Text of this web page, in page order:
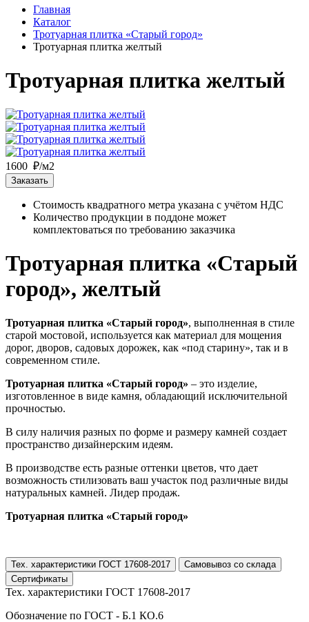
Главная
Каталог
Тротуарная плитка «Старый город»
Тротуарная плитка желтый
Тротуарная плитка желтый
1600 ₽/м2
Заказать
Стоимость квадратного метра указана с учётом НДС
Количество продукции в поддоне может
комплектоваться по требованию заказчика
Тротуарная плитка «Старый
город», желтый
Тротуарная плитка «Старый город», выполненная в стиле
старой мостовой, используется как материал для мощения
дорог, дворов, садовых дорожек, как «под старину», так и в
современном стиле.
Тротуарная плитка «Старый город» – это изделие,
изготовленное в виде камня, обладающий исключительной
прочностью.
В силу наличия разных по форме и размеру камней создает
пространство дизайнерским идеям.
В производстве есть разные оттенки цветов, что дает
возможность стилизовать ваш участок под различные виды
натуральных камней. Лидер продаж.
Тротуарная плитка «Старый город»
Тех. характеристики ГОСТ 17608-2017
Самовывоз со склада
Сертификаты
Тех. характеристики ГОСТ 17608-2017
Обозначение по ГОСТ - Б.1 КО.6